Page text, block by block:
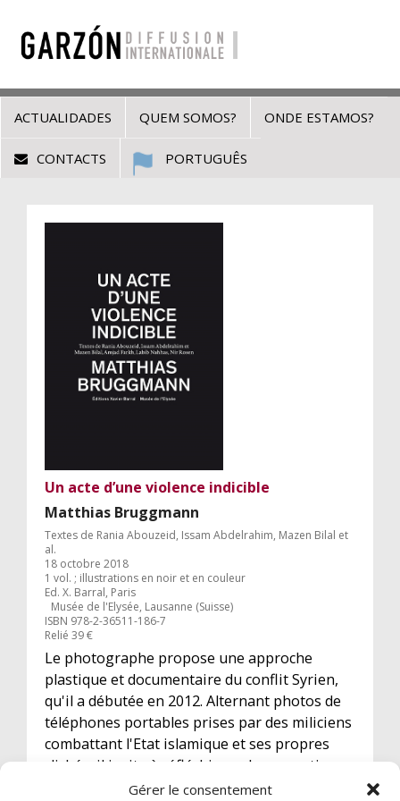
Gérer le consentement
ACTUALIDADES QUEM SOMOS? ONDE ESTAMOS?
CONTACTS PORTUGUÊS
Un acte d’une violence indicible
Matthias Bruggmann
Textes de Rania Abouzeid, Issam Abdelrahim, Mazen Bilal et
al.
18 octobre 2018
1 vol. ; illustrations en noir et en couleur
Ed. X. Barral, Paris
Musée de l'Elysée, Lausanne (Suisse)
ISBN 978-2-36511-186-7
Relié 39 €
Le photographe propose une approche
plastique et documentaire du conflit Syrien,
qu'il a débutée en 2012. Alternant photos de
téléphones portables prises par des miliciens
combattant l'Etat islamique et ses propres
clichés, il invite à réfléchir sur la perception
occidentale de la photographie en zone de